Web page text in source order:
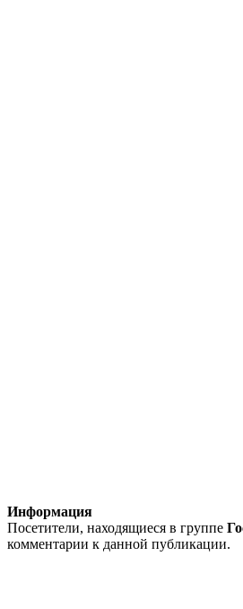
Информация
Посетители, находящиеся в группе
комментарии к данной публикации.